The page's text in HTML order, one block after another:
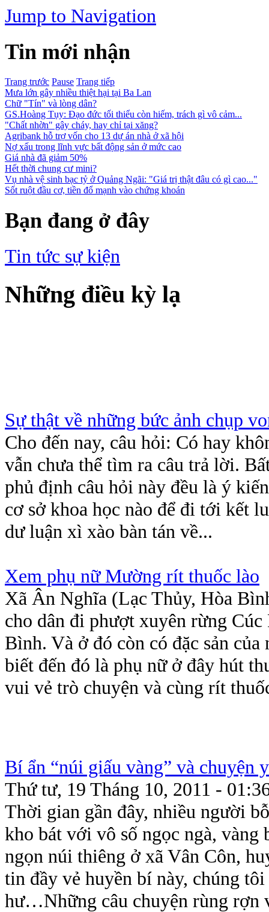
Jump to Navigation
Tin mới nhận
Trang trước Pause Trang tiếp
Mưa lớn gây nhiều thiệt hại tại Ba Lan
Chữ "Tín" và lòng dân?
GS.Hoàng Tụy: Đạo đức tối thiểu còn hiếm, trách gì vô cảm...
"Chất nhờn" gây cháy, hay chỉ tại xăng?
Agribank hỗ trợ vốn cho 13 dự án nhà ở xã hội
Nợ xấu trong lĩnh vực bất động sản ở mức cao
Giá nhà đã giảm 50%
Hết thời chung cư mini?
Vụ nhà vệ sinh bạc tỷ ở Quảng Ngãi: "Giá trị thật đâu có gì cao..."
Sốt ruột đầu cơ, tiền đổ mạnh vào chứng khoán
Bạn đang ở đây
Tin tức sự kiện
Những điều kỳ lạ
Sự thật về những bức ảnh chụp
Cho đến nay, câu hỏi: Có hay
vẫn chưa thể tìm ra câu trả lời.
phủ định câu hỏi này đều là ý
cơ sở khoa học nào để đi tới kết
dư luận xì xào bàn tán về...
Xem phụ nữ Mường rít thuốc lào
Xã Ân Nghĩa (Lạc Thủy, Hòa
cho dân đi phượt xuyên rừng
Bình. Và ở đó còn có đặc sản
biết đến đó là phụ nữ ở đây hút
vui vẻ trò chuyện và cùng rít
Bí ẩn “núi giấu vàng” và chuyện
Thứ tư, 19 Tháng 10, 2011 -
Thời gian gần đây, nhiều người
kho bát với vô số ngọc ngà,
ngọn núi thiêng ở xã Vân Côn,
tin đầy vẻ huyền bí này, chúng
hư…Những câu chuyện rùng rợn